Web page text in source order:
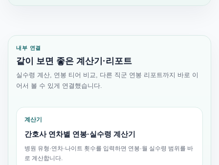
내부 연결
같이 보면 좋은 계산기·리포트
실수령 계산, 연봉 티어 비교, 다른 직군 연봉 리포트까지 바로 이
어서 볼 수 있게 연결했습니다.
계산기
간호사 연차별 연봉·실수령 계산기
병원 유형·연차·나이트 횟수를 입력하면 연봉·월 실수령 범위를 바
로 계산합니다.